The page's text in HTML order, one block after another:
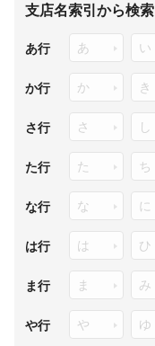
支店名索引から検索
あ行 あ い
か行 か き
さ行 さ し
た行 た ち
な行 な に
は行 は ひ
ま行 ま み
や行 や ゆ